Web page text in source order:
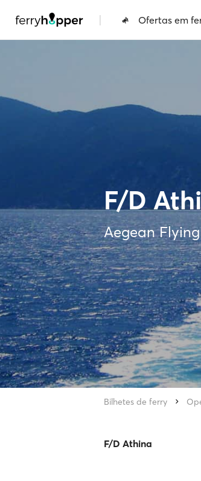
| Ofertas em
F/D
Aegean
Bilhetes de ferry
F/D Athina